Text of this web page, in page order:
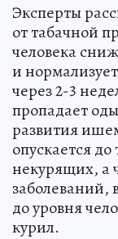
Эксперты
от табачной
человека
и
через 2-3
пропадает
развития
опускается
некурящих, а
заболеваний,
до уровня
курил.